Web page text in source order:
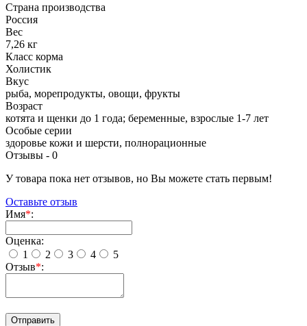
Страна производства
Россия
Вес
7,26 кг
Класс корма
Холистик
Вкус
рыба, морепродукты, овощи, фрукты
Возраст
котята и щенки до 1 года; беременные, взрослые 1-7 лет
Особые серии
здоровье кожи и шерсти, полнорационные
Отзывы - 0
У товара пока нет отзывов, но Вы можете стать первым!
Оставьте отзыв
Имя*:
Оценка:
1
2 3 4
5
Отзыв*: